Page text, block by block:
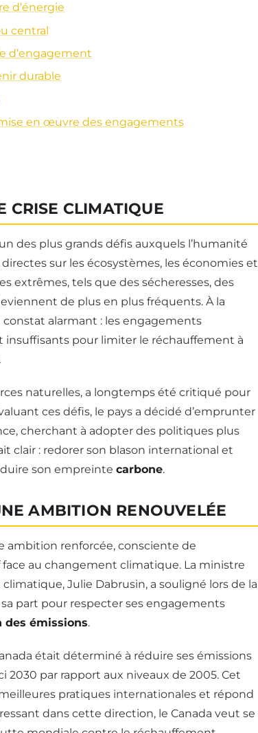
d’énergie
central
d’engagement
durable
en œuvre des engagements
CRISE CLIMATIQUE
des plus grands défis auxquels l’humanité
sur les écosystèmes, les économies et
extrêmes, tels que des sécheresses, des
de plus en plus fréquents. À la
constat alarmant : les engagements
pour limiter le réchauffement à
naturelles, a longtemps été critiqué pour
ces défis, le pays a décidé d’emprunter
cherchant à adopter des politiques plus
clair : redorer son blason international et
son empreinte carbone.
AMBITION RENOUVELÉE
ambition renforcée, consciente de
au changement climatique. La ministre
Julie Dabrusin, a souligné lors de la
part pour respecter ses engagements
des émissions.
était déterminé à réduire ses émissions
2030 par rapport aux niveaux de 2005. Cet
pratiques internationales et répond
dans cette direction, le Canada veut se